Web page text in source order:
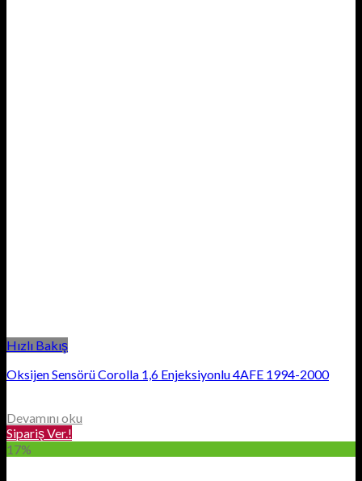
Hızlı Bakış
Oksijen Sensörü Corolla 1,6 Enjeksiyonlu 4AFE 1994-2000
Devamını oku
Sipariş Ver.!
17%